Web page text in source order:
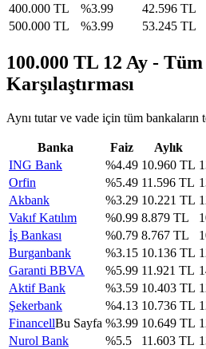
400.000 TL %3.99 42.596 TL
500.000 TL %3.99 53.245 TL
100.000 TL 12 Ay -
Karşılaştırması
Aynı tutar ve vade için tüm bankaların
Banka Faiz Aylık
ING Bank
%4.49 10.960 TL
Orfin
%5.49 11.596 TL
Akbank
%3.29 10.221 TL
Vakıf Katılım
%0.99 8.879 TL
İş Bankası
%0.79 8.767 TL
Burganbank
%3.15 10.136 TL
Garanti BBVA
%5.99 11.921 TL
Aktif Bank
%3.59 10.403 TL
Şekerbank
%4.13 10.736 TL
FinancellBu Sayfa %3.99 10.649 TL
Nurol Bank
%5.5 11.603 TL